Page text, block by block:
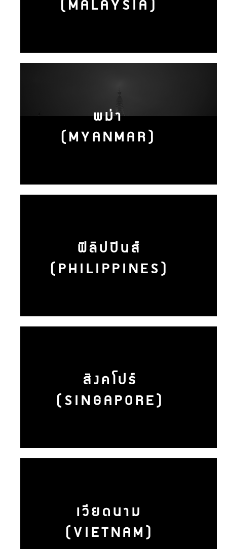
(MALAYSIA)
พม่า
(MYANMAR)
ฟิลิปปินส์
(PHILIPPINES)
สิงคโปร์
(SINGAPORE)
เวียดนาม
(VIETNAM)